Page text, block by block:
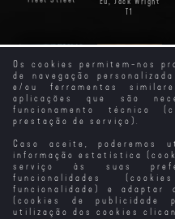
Os cookies permitem-nos
de navegação
e/ou ferramentas
aplicações que são
funcionamento técnico
prestação de serviço).
Caso aceite, poderemos
informação estatística
serviço às suas
funcionalidades
funcionalidade) e adaptar
(cookies de publicidade
utilização dos cookies
T1
Queda Livre
(2014)
A Ressaca -
Parte 2